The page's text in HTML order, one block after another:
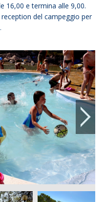
16,00 e termina alle 9,00.
del campeggio per